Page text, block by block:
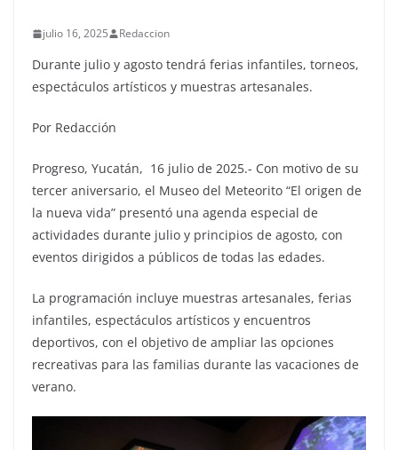
julio 16, 2025 Redaccion
Durante julio y agosto tendrá ferias infantiles, torneos,
espectáculos artísticos y muestras artesanales.
Por Redacción
Progreso, Yucatán, 16 julio de 2025.- Con motivo de su
tercer aniversario, el Museo del Meteorito “El origen de
la nueva vida” presentó una agenda especial de
actividades durante julio y principios de agosto, con
eventos dirigidos a públicos de todas las edades.
La programación incluye muestras artesanales, ferias
infantiles, espectáculos artísticos y encuentros
deportivos, con el objetivo de ampliar las opciones
recreativas para las familias durante las vacaciones de
verano.